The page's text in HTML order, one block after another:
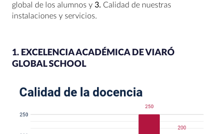
global de los alumnos y 3. Calidad de nuestras
instalaciones y servicios.
1. EXCELENCIA ACADÉMICA DE VIARÓ
GLOBAL SCHOOL